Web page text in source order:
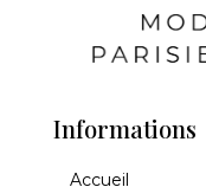
Informations
Accueil